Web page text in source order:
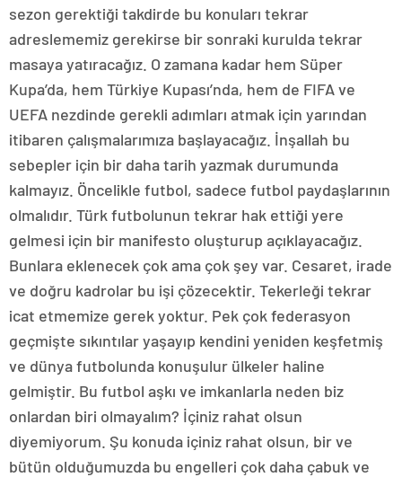
sezon gerektiği takdirde bu konuları tekrar
adreslememiz gerekirse bir sonraki kurulda tekrar
masaya yatıracağız. O zamana kadar hem Süper
Kupa’da, hem Türkiye Kupası’nda, hem de FIFA ve
UEFA nezdinde gerekli adımları atmak için yarından
itibaren çalışmalarımıza başlayacağız. İnşallah bu
sebepler için bir daha tarih yazmak durumunda
kalmayız. Öncelikle futbol, sadece futbol paydaşlarının
olmalıdır. Türk futbolunun tekrar hak ettiği yere
gelmesi için bir manifesto oluşturup açıklayacağız.
Bunlara eklenecek çok ama çok şey var. Cesaret, irade
ve doğru kadrolar bu işi çözecektir. Tekerleği tekrar
icat etmemize gerek yoktur. Pek çok federasyon
geçmişte sıkıntılar yaşayıp kendini yeniden keşfetmiş
ve dünya futbolunda konuşulur ülkeler haline
gelmiştir. Bu futbol aşkı ve imkanlarla neden biz
onlardan biri olmayalım? İçiniz rahat olsun
diyemiyorum. Şu konuda içiniz rahat olsun, bir ve
bütün olduğumuzda bu engelleri çok daha çabuk ve